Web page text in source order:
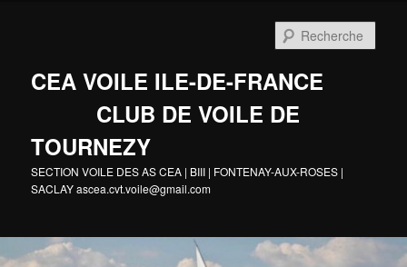
CEA VOILE ILE-DE-FRANCE
CLUB DE VOILE DE
TOURNEZY
SECTION VOILE DES AS CEA | BIII | FONTENAY-AUX-ROSES |
SACLAY ascea.cvt.voile@gmail.com